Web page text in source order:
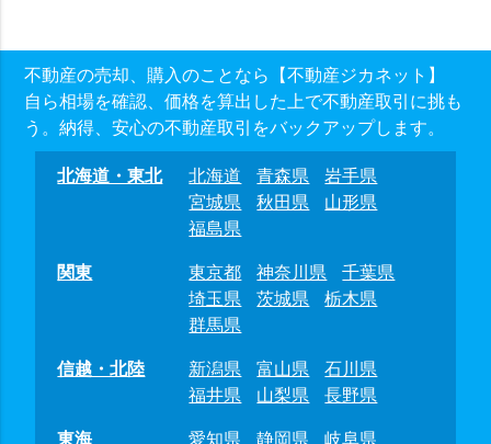
不動産の売却、購入のことなら【不動産ジカネット】
自ら相場を確認、価格を算出した上で不動産取引に挑も
う。納得、安心の不動産取引をバックアップします。
北海道・東北 北海道 青森県
岩手県
宮城県
秋田県
山形県
福島県
関東
東京都 神奈川県
千葉県
埼玉県
茨城県
栃木県
群馬県
信越・北陸
新潟県 富山県
石川県
福井県
山梨県
長野県
東海
愛知県 静岡県 岐阜県